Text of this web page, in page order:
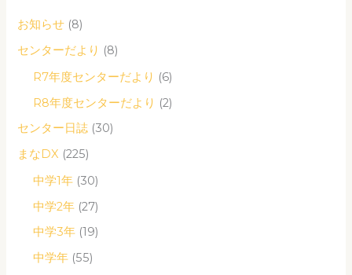
お知らせ (8)
センターだより (8)
R7年度センターだより (6)
R8年度センターだより (2)
センター日誌 (30)
まなDX (225)
中学1年 (30)
中学2年 (27)
中学3年 (19)
中学年 (55)